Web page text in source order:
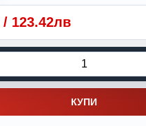
/ 123.42лв
КУПИ